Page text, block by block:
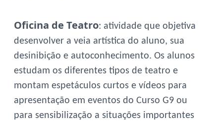
Oficina de Teatro: atividade que objetiva
desenvolver a veia artística do aluno, sua
desinibição e autoconhecimento. Os alunos
estudam os diferentes tipos de teatro e
montam espetáculos curtos e vídeos para
apresentação em eventos do Curso G9 ou
para sensibilização a situações importantes